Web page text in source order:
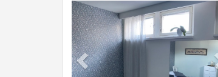
Previous